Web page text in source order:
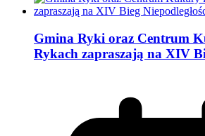
Gmina Ryki oraz Centrum
Rykach zapraszają na XIV